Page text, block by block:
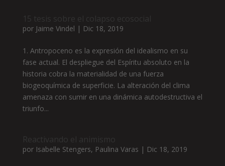
15 tesis sobre el colapso ecosocial
por Jaime Vindel | Dic 18, 2019
1. Antropoceno es la expresión del idealismo en su
fase actual. El despliegue del Espíritu absoluto en la
historia cobra la materialidad de una fuerza
biogeoquímica de superficie. La alteración del clima
amenaza con sumir en una dinámica autodestructiva el
triunfo...
Reactivando el animismo
por Isabelle Stengers, Paulina Varas | Dic 18, 2019